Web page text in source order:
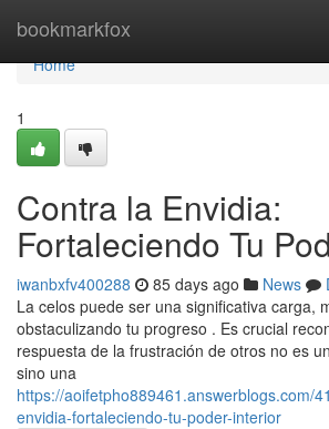
bookmarkfox
Home
Home
1
Contra la Envidia:
Fortaleciendo Tu
iwanbxfv400288 85 days ago News
La celos puede ser una significativa carga,
obstaculizando tu progreso . Es crucial
respuesta de la frustración de otros no es
sino una
https://aoifetpho889461.answerblogs.com/
envidia-fortaleciendo-tu-poder-interior